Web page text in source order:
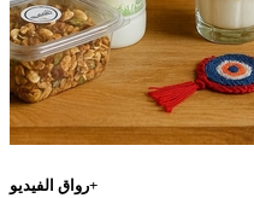
رواق الفيديو+